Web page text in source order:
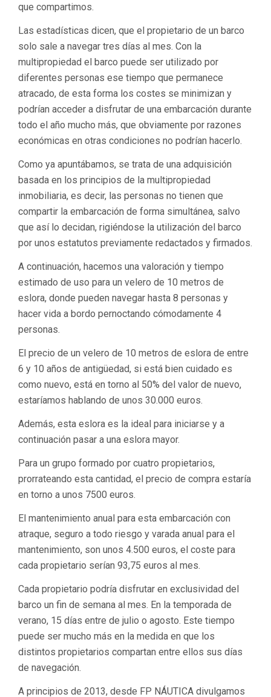
que compartimos.
Las estadísticas dicen, que el propietario de un barco
solo sale a navegar tres días al mes. Con la
multipropiedad el barco puede ser utilizado por
diferentes personas ese tiempo que permanece
atracado, de esta forma los costes se minimizan y
podrían acceder a disfrutar de una embarcación durante
todo el año mucho más, que obviamente por razones
económicas en otras condiciones no podrían hacerlo.
Como ya apuntábamos, se trata de una adquisición
basada en los principios de la multipropiedad
inmobiliaria, es decir, las personas no tienen que
compartir la embarcación de forma simultánea, salvo
que así lo decidan, rigiéndose la utilización del barco
por unos estatutos previamente redactados y firmados.
A continuación, hacemos una valoración y tiempo
estimado de uso para un velero de 10 metros de
eslora, donde pueden navegar hasta 8 personas y
hacer vida a bordo pernoctando cómodamente 4
personas.
El precio de un velero de 10 metros de eslora de entre
6 y 10 años de antigüedad, si está bien cuidado es
como nuevo, está en torno al 50% del valor de nuevo,
estaríamos hablando de unos 30.000 euros.
Además, esta eslora es la ideal para iniciarse y a
continuación pasar a una eslora mayor.
Para un grupo formado por cuatro propietarios,
prorrateando esta cantidad, el precio de compra estaría
en torno a unos 7500 euros.
El mantenimiento anual para esta embarcación con
atraque, seguro a todo riesgo y varada anual para el
mantenimiento, son unos 4.500 euros, el coste para
cada propietario serían 93,75 euros al mes.
Cada propietario podría disfrutar en exclusividad del
barco un fin de semana al mes. En la temporada de
verano, 15 días entre de julio o agosto. Este tiempo
puede ser mucho más en la medida en que los
distintos propietarios compartan entre ellos sus días
de navegación.
A principios de 2013, desde FP NÁUTICA divulgamos